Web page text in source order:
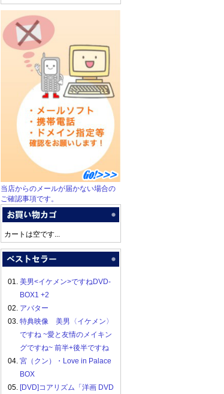
当店からのメールが届かない場合の
ご確認事項です。
カートは空です...
01. 美男<イケメン>ですねDVD-
BOX1 +2
02. アバター
03. 特典映像 美男〈イケメン〉
ですね ~愛と友情のメイキン
グですね~ 前半+後半ですね
04. 宮（クン）・Love in Palace
BOX
05. [DVD]コアリズム「洋画 DVD